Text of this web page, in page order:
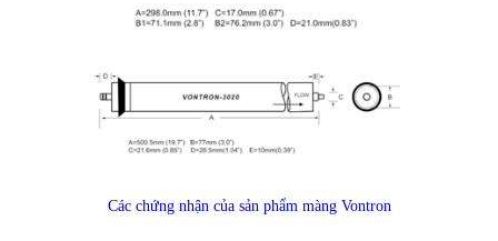
Các chứng nhận của sản phẩm màng Vontron